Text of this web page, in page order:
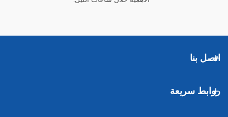
اتصل بنا
روابط سريعة